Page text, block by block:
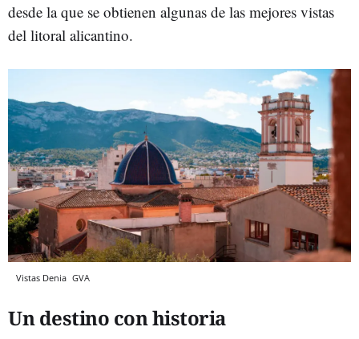
desde la que se obtienen algunas de las mejores vistas
del litoral alicantino.
Vistas Denia GVA
Un destino con historia